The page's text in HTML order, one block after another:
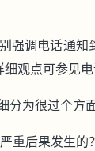
调电话通知
观点可参见电
为很过个方
重后果发生的